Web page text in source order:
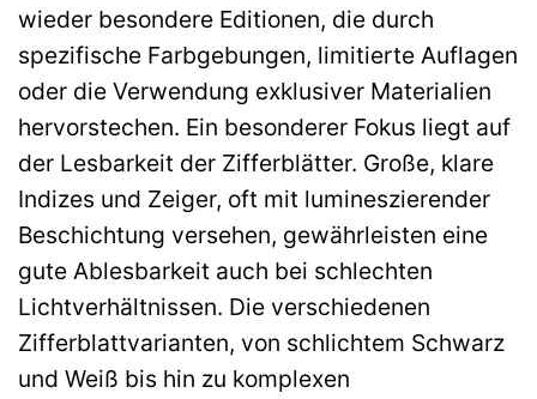
wieder besondere Editionen, die durch
spezifische Farbgebungen, limitierte Auflagen
oder die Verwendung exklusiver Materialien
hervorstechen. Ein besonderer Fokus liegt auf
der Lesbarkeit der Zifferblätter. Große, klare
Indizes und Zeiger, oft mit lumineszierender
Beschichtung versehen, gewährleisten eine
gute Ablesbarkeit auch bei schlechten
Lichtverhältnissen. Die verschiedenen
Zifferblattvarianten, von schlichtem Schwarz
und Weiß bis hin zu komplexen